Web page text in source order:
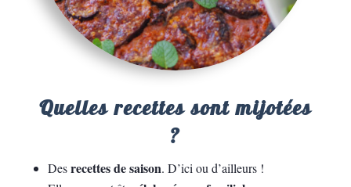
Quelles recettes sont mijotées
?
Desrecettes de saison. D’ici ou d’ailleurs !